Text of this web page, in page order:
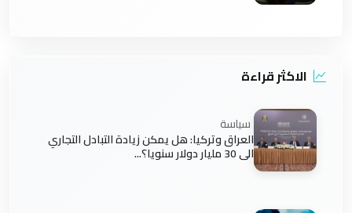
الاكثر قراءة
سياسة
العراق وتركيا: هل يمكن زيادة التبادل التجاري
الى 30 مليار دولار سنويا؟...